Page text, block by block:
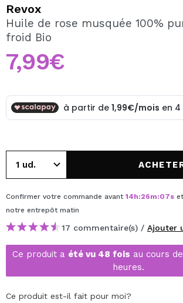
En créant un compte sur Maquibeauty.fr
effectuer vos achats rapidement,
Revox
Huile de rose musquée 100%
froid Bio
7,99€
Confirmer votre commande avant 14h:26m:07s
notre entrepôt matin
17 commentaire(s) / Ajouter
Ce produit a été vu 48 fois au cours
heures.
Ce produit est-il fait pour moi?